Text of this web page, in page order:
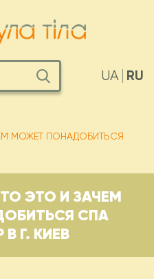
RU
UA
МОЖЕТ ПОНАДОБИТЬСЯ
ЭТО И ЗАЧЕМ
СПА
Г. КИЕВ